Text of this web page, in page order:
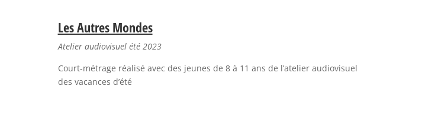
Les Autres Mondes
Atelier audiovisuel été 2023
Court-métrage réalisé avec des jeunes de 8 à 11 ans de l’atelier audiovisuel
des vacances d’été